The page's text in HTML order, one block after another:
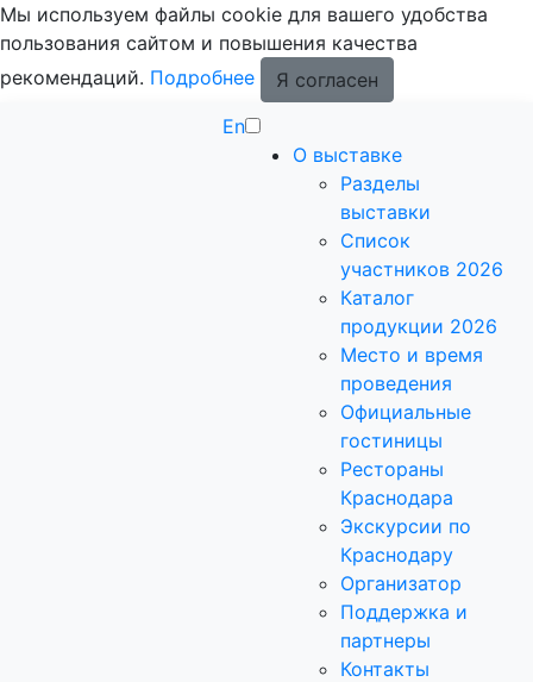
Мы используем файлы cookie для вашего удобства
пользования сайтом и повышения качества
рекомендаций. Подробнее
Я согласен
En
О выставке
Разделы
выставки
Список
участников 2026
Каталог
продукции 2026
Место и время
проведения
Официальные
гостиницы
Рестораны
Краснодара
Экскурсии по
Краснодару
Организатор
Поддержка и
партнеры
Контакты